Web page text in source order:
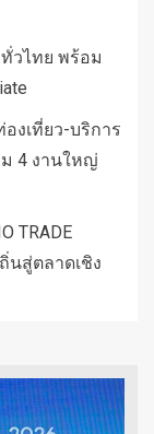
วไทย พร้อม
งเที่ยว-บริการ
ม 4 งานใหญ่
TRADE
นสู่ตลาดเชิง